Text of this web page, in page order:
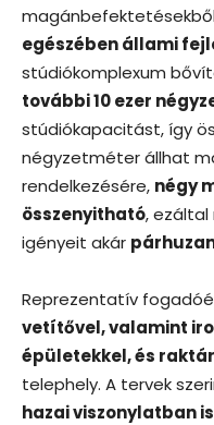
egészében állami
stúdiókomplexum
további 10 ezer
stúdiókapacitást, így
négyzetméter állhat
rendelkezésére, négy
összenyitható, ezáltal
igényeit akár
Reprezentatív
vetítővel, valamint
épületekkel, és
telephely. A tervek
hazai viszonylatban